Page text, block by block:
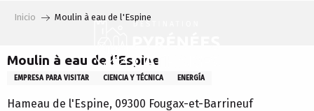
principal
Inicio Moulin à eau de l'Espine
Moulin à eau de l'Espine
EMPRESA PARA VISITAR CIENCIA Y TÉCNICA ENERGÍA
Hameau de l'Espine, 09300 Fougax-et-Barrineuf